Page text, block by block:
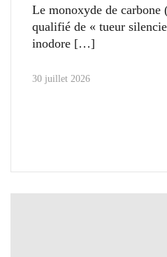
Le monoxyde de carbone
qualifié de « tueur
inodore
30 juillet 2026